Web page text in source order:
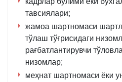
тавсиялари;
жамоа шартномаси
тўлаш тўғрисидаги
рағбатлантирувчи
низомлар;
меҳнат шартномаси ёки